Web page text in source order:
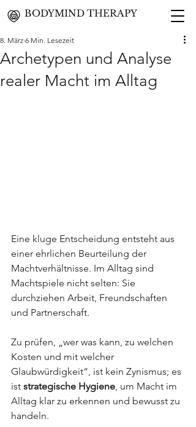
BODYMIND THERAPY
Archetypen und Analyse
realer Macht im Alltag
8. März 6 Min. Lesezeit
Eine kluge Entscheidung entsteht aus
einer ehrlichen Beurteilung der
Machtverhältnisse. Im Alltag sind
Machtspiele nicht selten: Sie
durchziehen Arbeit, Freundschaften
und Partnerschaft.
Zu prüfen, „wer was kann, zu welchen
Kosten und mit welcher
Glaubwürdigkeit“, ist kein Zynismus; es
ist strategische Hygiene, um Macht im
Alltag klar zu erkennen und bewusst zu
handeln.